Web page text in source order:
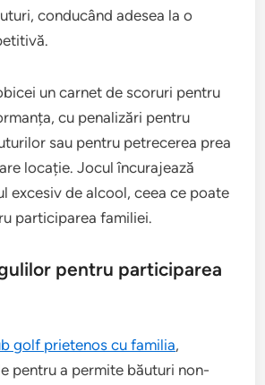
conducând adesea la o
un carnet de scoruri pentru
cu penalizări pentru
sau pentru petrecerea prea
locație. Jocul încurajează
excesiv de alcool, ceea ce poate
participarea familiei.
pentru participarea
golf prietenos cu familia,
pentru a permite băuturi non-